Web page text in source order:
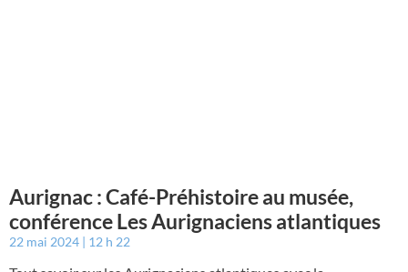
Aurignac : Café-Préhistoire au musée,
conférence Les Aurignaciens atlantiques
22 mai 2024 12 h 22